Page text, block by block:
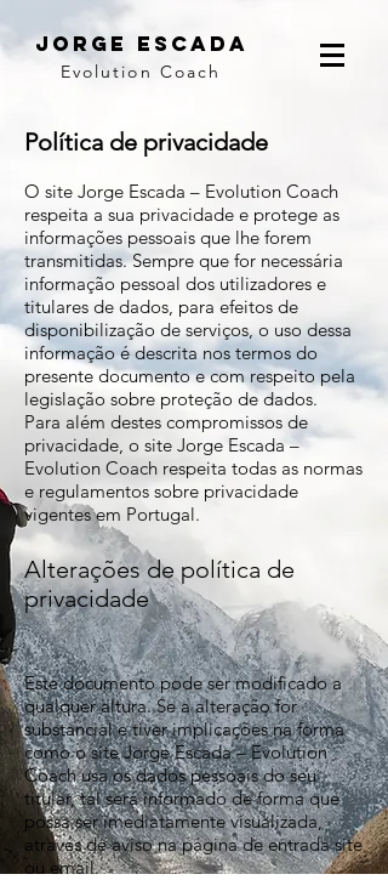
JORGE ESCADA
Evolution Coach
Política de privacidade
O site Jorge Escada – Evolution Coach
respeita a sua privacidade e protege as
informações pessoais que lhe forem
transmitidas. Sempre que for necessária
informação pessoal dos utilizadores e
titulares de dados, para efeitos de
disponibilização de serviços, o uso dessa
informação é descrita nos termos do
presente documento e com respeito pela
legislação sobre proteção de dados.
Para além destes compromissos de
privacidade, o site Jorge Escada –
Evolution Coach respeita todas as normas
e regulamentos sobre privacidade
vigentes em Portugal.
Alterações de política de
privacidade
Este documento pode ser modificado a
qualquer altura. Se a alteração for
substancial e tiver implicações na forma
como o site Jorge Escada – Evolution
Coach usa os dados pessoais do seu
titular, tal será informado de forma que
possa ser imediatamente visualizada,
através de aviso na página de entrada site
ou email.